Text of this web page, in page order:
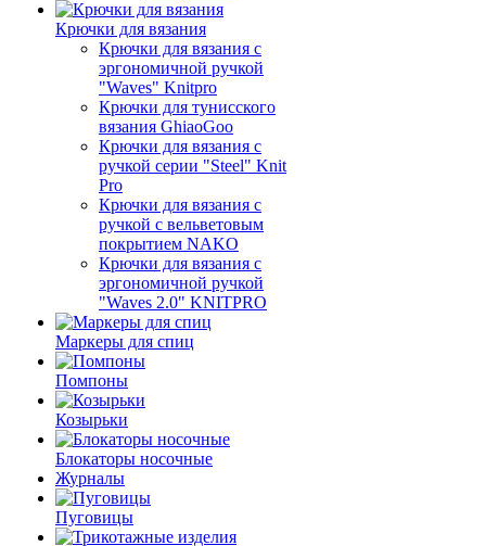
Крючки для вязания
Крючки для вязания с
эргономичной ручкой
"Waves" Knitpro
Крючки для тунисского
вязания GhiaoGoo
Крючки для вязания с
ручкой серии "Steel" Knit
Pro
Крючки для вязания с
ручкой с вельветовым
покрытием NAKO
Крючки для вязания с
эргономичной ручкой
"Waves 2.0" KNITPRO
Маркеры для спиц
Помпоны
Козырьки
Блокаторы носочные
Журналы
Пуговицы